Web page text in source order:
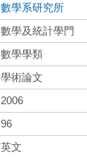
數學系研究所
數學及統計學門
數學學類
學術論文
2006
96
英文